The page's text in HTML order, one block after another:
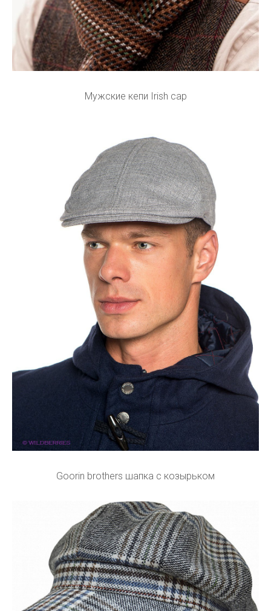
Мужские кепи Irish cap
Goorin brothers шапка с козырьком